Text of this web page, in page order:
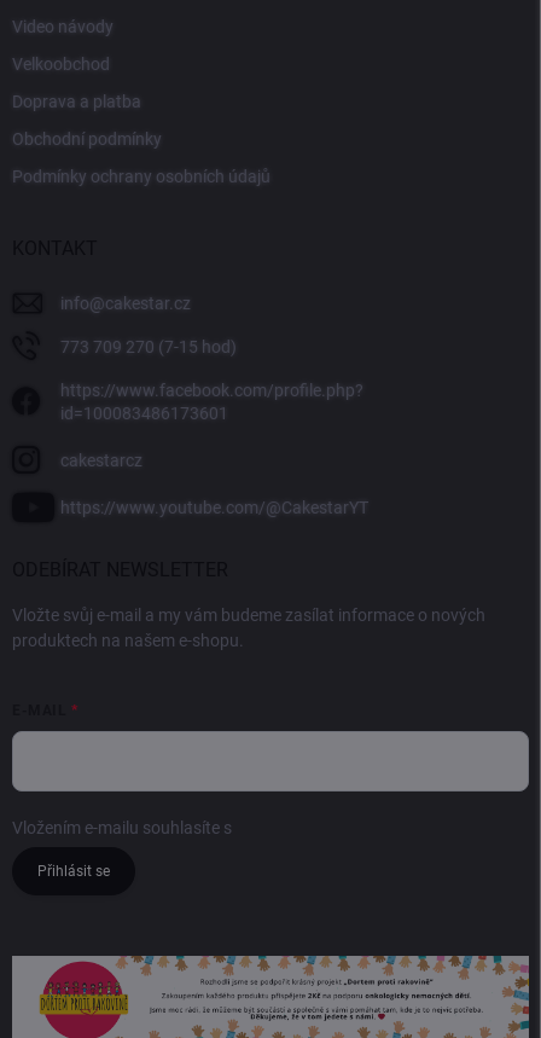
Video návody
Velkoobchod
Doprava a platba
Obchodní podmínky
Podmínky ochrany osobních údajů
info@cakestar.cz
773 709 270 (7-15 hod)
https://www.facebook.com/profile.php?
id=100083486173601
cakestarcz
https://www.youtube.com/@CakestarYT
Vložte svůj e-mail a my vám budeme zasílat informace o nových
produktech na našem e-shopu.
Vložením e-mailu souhlasíte s
Přihlásit se